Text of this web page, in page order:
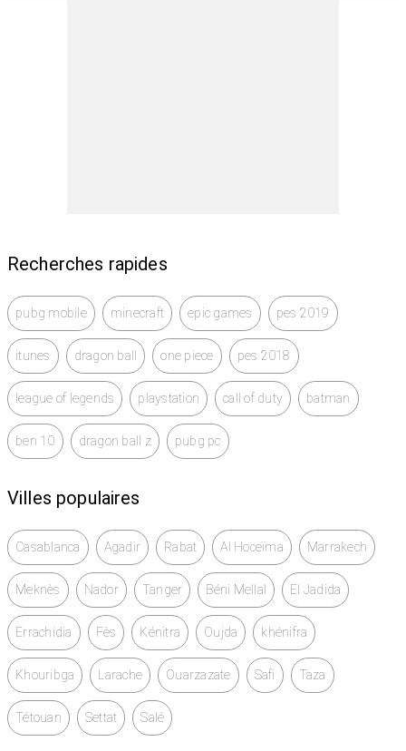
Recherches rapides
pubg mobile minecraft epic games pes 2019
itunes dragon ball one piece pes 2018
league of legends playstation call of duty batman
ben 10 dragon ball z pubg pc
Villes populaires
Casablanca Agadir Rabat Al Hoceïma Marrakech
Meknès Nador Tanger Béni Mellal El Jadida
Errachidia Fès Kénitra Oujda khénifra
Khouribga Larache Ouarzazate Safi Taza
Tétouan Settat Salé